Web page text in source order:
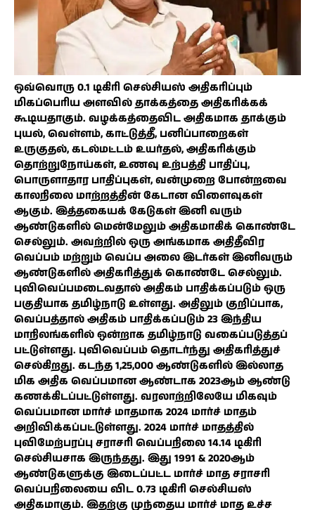
ஒவ்வொரு 0.1 டிகிரி செல்சியஸ் அதிகரிப்பும்
மிகப்பெரிய அளவில் தாக்கத்தை அதிகரிக்கக்
கூடியதாகும். வழக்கத்தைவிட அதிகமாக தாக்கும்
புயல், வெள்ளம், காட்டுத்தீ, பனிப்பாறைகள்
உருகுதல், கடல்மட்டம் உயர்தல், அதிகரிக்கும்
தொற்றுநோய்கள், உணவு உற்பத்தி பாதிப்பு,
பொருளாதார பாதிப்புகள், வன்முறை போன்றவை
காலநிலை மாற்றத்தின் கேடான விளைவுகள்
ஆகும். இத்தகையக் கேடுகள் இனி வரும்
ஆண்டுகளில் மென்மேலும் அதிகமாகிக் கொண்டே
செல்லும். அவற்றில் ஒரு அங்கமாக அதிதீவிர
வெப்பம் மற்றும் வெப்ப அலை இடர்கள் இனிவரும்
ஆண்டுகளில் அதிகரித்துக் கொண்டே செல்லும்.
புவிவெப்பமடைவதால் அதிகம் பாதிக்கப்படும் ஒரு
பகுதியாக தமிழ்நாடு உள்ளது. அதிலும் குறிப்பாக,
வெப்பத்தால் அதிகம் பாதிக்கப்படும் 23 இந்திய
மாநிலங்களில் ஒன்றாக தமிழ்நாடு வகைப்படுத்தப்
பட்டுள்ளது. புவிவெப்பம் தொடர்ந்து அதிகரித்துச்
செல்கிறது. கடந்த 1,25,000 ஆண்டுகளில் இல்லாத
மிக அதிக வெப்பமான ஆண்டாக 2023ஆம் ஆண்டு
கணக்கிடப்பட்டுள்ளது. வரலாற்றிலேயே மிகவும்
வெப்பமான மார்ச் மாதமாக 2024 மார்ச் மாதம்
அறிவிக்கப்பட்டுள்ளது. 2024 மார்ச் மாதத்தில்
புவிமேற்பரப்பு சராசரி வெப்பநிலை 14.14 டிகிரி
செல்சியசாக இருந்தது. இது 1991 & 2020ஆம்
ஆண்டுகளுக்கு இடைப்பட்ட மார்ச் மாத சராசரி
வெப்பநிலையை விட 0.73 டிகிரி செல்சியஸ்
அதிகமாகும். இதற்கு முந்தைய மார்ச் மாத உச்ச